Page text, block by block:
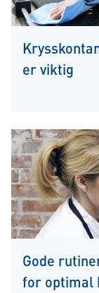
er viktig
Gode
for optimal